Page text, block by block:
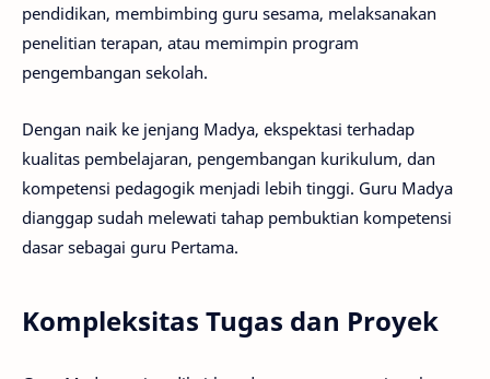
pendidikan, membimbing guru sesama, melaksanakan
penelitian terapan, atau memimpin program
pengembangan sekolah.
Dengan naik ke jenjang Madya, ekspektasi terhadap
kualitas pembelajaran, pengembangan kurikulum, dan
kompetensi pedagogik menjadi lebih tinggi. Guru Madya
dianggap sudah melewati tahap pembuktian kompetensi
dasar sebagai guru Pertama.
Kompleksitas Tugas dan Proyek